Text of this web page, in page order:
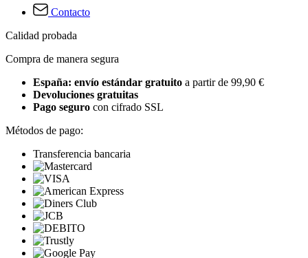
Contacto
Calidad probada
Compra de manera segura
España: envío estándar gratuito a partir de 99,90 €
Devoluciones gratuitas
Pago seguro con cifrado SSL
Métodos de pago:
Transferencia bancaria